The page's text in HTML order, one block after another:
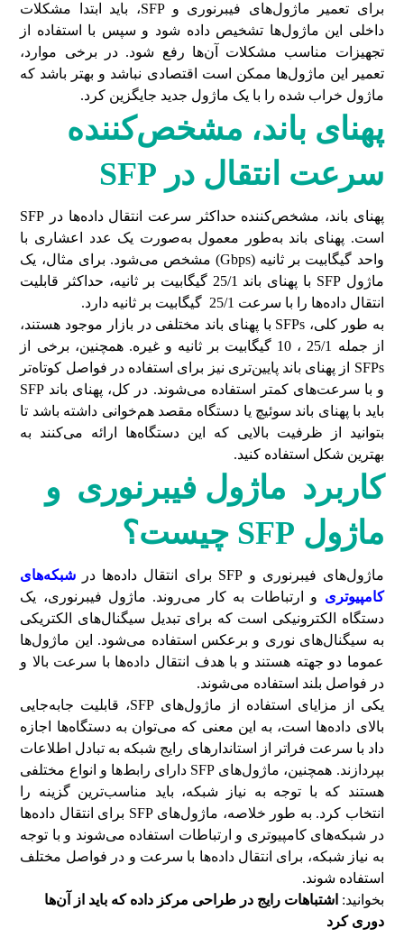
برای تعمیر ماژول‌های فیبرنوری و SFP، باید ابتدا مشکلات
داخلی این ماژول‌ها تشخیص داده شود و سپس با استفاده از
تجهیزات مناسب مشکلات آن‌ها رفع شود. در برخی موارد،
تعمیر این ماژول‌ها ممکن است اقتصادی نباشد و بهتر باشد که
ماژول خراب شده را با یک ماژول جدید جایگزین کرد.
پهنای باند، مشخص‌کننده
سرعت انتقال در SFP
پهنای باند، مشخص‌کننده حداکثر سرعت انتقال داده‌ها در SFP
است. پهنای باند به‌طور معمول به‌صورت یک عدد اعشاری با
واحد گیگابیت بر ثانیه (Gbps) مشخص می‌شود. برای مثال، یک
ماژول SFP با پهنای باند 25/1 گیگابیت بر ثانیه، حداکثر قابلیت
انتقال داده‌ها را با سرعت 25/1 گیگابیت بر ثانیه دارد.
به طور کلی، SFPs با پهنای باند مختلفی در بازار موجود هستند،
از جمله 25/1 ، 10 گیگابیت بر ثانیه و غیره. همچنین، برخی از
SFPs از پهنای باند پایین‌تری نیز برای استفاده در فواصل کوتاه‌تر
و با سرعت‌های کمتر استفاده می‌شوند. در کل، پهنای باند SFP
باید با پهنای باند سوئیچ یا دستگاه مقصد هم‌خوانی داشته باشد تا
بتوانید از ظرفیت بالایی که این دستگاه‌ها ارائه می‌کنند به
بهترین شکل استفاده کنید.
کاربرد ماژول فیبرنوری و
ماژول SFP چیست؟
ماژول‌های فیبرنوری و SFP برای انتقال داده‌ها در
شبکه‌های
کامپیوتری و ارتباطات به کار می‌روند. ماژول فیبرنوری، یک
دستگاه الکترونیکی است که برای تبدیل سیگنال‌های الکتریکی
به سیگنال‌های نوری و برعکس استفاده می‌شود. این ماژول‌ها
عموما دو جهته هستند و با هدف انتقال داده‌ها با سرعت بالا و
در فواصل بلند استفاده می‌شوند.
یکی از مزایای استفاده از ماژول‌های SFP، قابلیت جابه‌جایی
بالای داده‌ها است، به این معنی که می‌توان به دستگاه‌ها اجازه
داد با سرعت فراتر از استاندارهای رایج شبکه به تبادل اطلاعات
بپردازند. همچنین، ماژول‌های SFP دارای رابط‌ها و انواع مختلفی
هستند که با توجه به نیاز شبکه، باید مناسب‌ترین گزینه را
انتخاب کرد. به طور خلاصه، ماژول‌های SFP برای انتقال داده‌ها
در شبکه‌های کامپیوتری و ارتباطات استفاده می‌شوند و با توجه
به نیاز شبکه، برای انتقال داده‌ها با سرعت و در فواصل مختلف
استفاده شوند.
بخوانید: اشتباهات رایج در طراحی مرکز داده که باید از آن‌ها
دوری کرد